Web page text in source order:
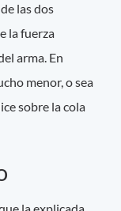
las dos
la fuerza
arma. En
menor, o sea
sobre la cola
la explicada